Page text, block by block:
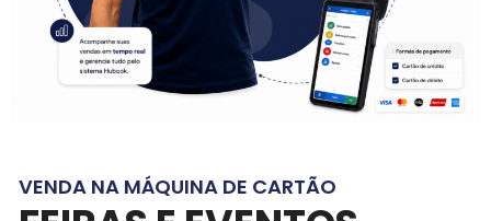
VENDA NA MÁQUINA DE CARTÃO